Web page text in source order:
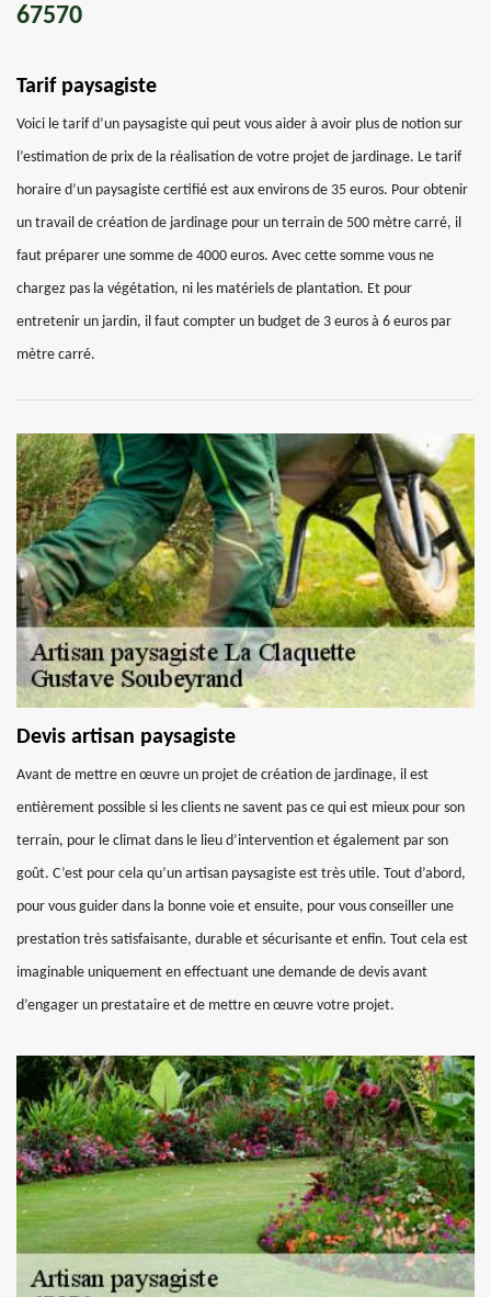
67570
Tarif paysagiste
Voici le tarif d’un paysagiste qui peut vous aider à avoir plus de notion sur
l’estimation de prix de la réalisation de votre projet de jardinage. Le tarif
horaire d’un paysagiste certifié est aux environs de 35 euros. Pour obtenir
un travail de création de jardinage pour un terrain de 500 mètre carré, il
faut préparer une somme de 4000 euros. Avec cette somme vous ne
chargez pas la végétation, ni les matériels de plantation. Et pour
entretenir un jardin, il faut compter un budget de 3 euros à 6 euros par
mètre carré.
Devis artisan paysagiste
Avant de mettre en œuvre un projet de création de jardinage, il est
entièrement possible si les clients ne savent pas ce qui est mieux pour son
terrain, pour le climat dans le lieu d’intervention et également par son
goût. C’est pour cela qu’un artisan paysagiste est très utile. Tout d’abord,
pour vous guider dans la bonne voie et ensuite, pour vous conseiller une
prestation très satisfaisante, durable et sécurisante et enfin. Tout cela est
imaginable uniquement en effectuant une demande de devis avant
d’engager un prestataire et de mettre en œuvre votre projet.